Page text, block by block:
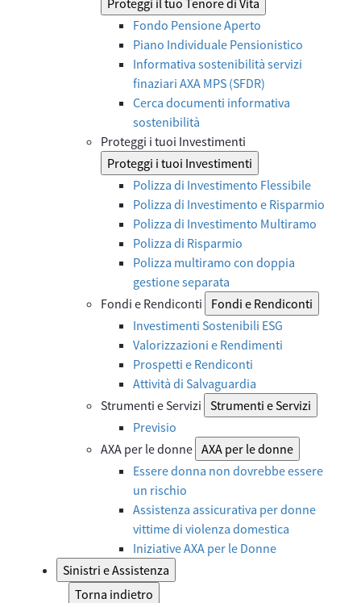
Fondo Pensione Aperto
Piano Individuale Pensionistico
Informativa sostenibilità servizi
finaziari AXA MPS (SFDR)
Cerca documenti informativa
sostenibilità
Proteggi i tuoi Investimenti
Proteggi i tuoi Investimenti
Polizza di Investimento Flessibile
Polizza di Investimento e Risparmio
Polizza di Investimento Multiramo
Polizza di Risparmio
Polizza multiramo con doppia
gestione separata
Fondi e Rendiconti
Fondi e Rendiconti
Investimenti Sostenibili ESG
Valorizzazioni e Rendimenti
Prospetti e Rendiconti
Attività di Salvaguardia
Strumenti e Servizi Strumenti e Servizi
Previsio
AXA per le donne AXA per le donne
Essere donna non dovrebbe essere
un rischio
Assistenza assicurativa per donne
vittime di violenza domestica
Iniziative AXA per le Donne
Sinistri e Assistenza
Torna indietro